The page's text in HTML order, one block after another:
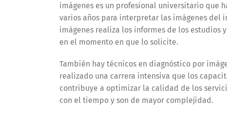
imágenes es un profesional universitario que
varios años para interpretar las imágenes del
imágenes realiza los informes de los estudios
en el momento en que lo solicite.
También hay técnicos en diagnóstico por
realizado una carrera intensiva que los
contribuye a optimizar la calidad de los
con el tiempo y son de mayor complejidad.